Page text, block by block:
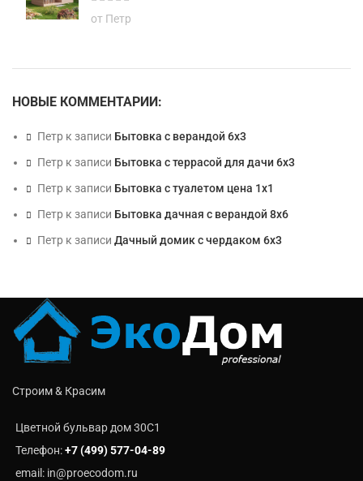
от Петр
НОВЫЕ КОММЕНТАРИИ:
Петр к записи Бытовка с верандой 6х3
Петр к записи Бытовка с террасой для дачи 6х3
Петр к записи Бытовка с туалетом цена 1х1
Петр к записи Бытовка дачная с верандой 8х6
Петр к записи Дачный домик с чердаком 6х3
Строим & Красим
Цветной бульвар дом 30C1
Телефон:+7 (499) 577-04-89
email: in@proecodom.ru